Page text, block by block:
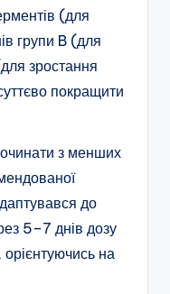
(для
групи B (для
зростання
покращити
з менших
до
5–7 днів дозу
на